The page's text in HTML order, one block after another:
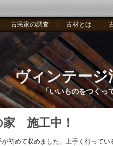
古民家の調査 古材とは
ヴィンテージ
「いいものをつくっ
家 施工中！
初めて収めました。上手く行ってい